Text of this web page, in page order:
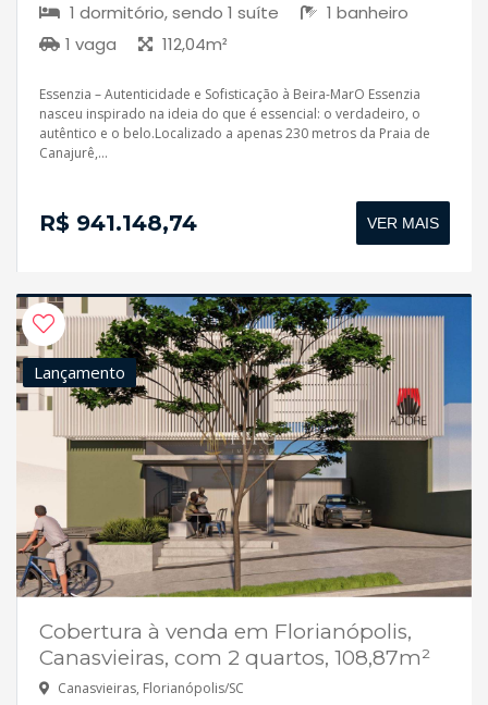
1 dormitório, sendo 1 suíte
1 banheiro
1 vaga
112,04m²
Essenzia – Autenticidade e Sofisticação à Beira-MarO Essenzia
nasceu inspirado na ideia do que é essencial: o verdadeiro, o
autêntico e o belo.Localizado a apenas 230 metros da Praia de
Canajurê,...
R$ 941.148,74 VER MAIS
Lançamento
Cobertura à venda em Florianópolis,
Canasvieiras, com 2 quartos, 108,87m²
Canasvieiras, Florianópolis/SC